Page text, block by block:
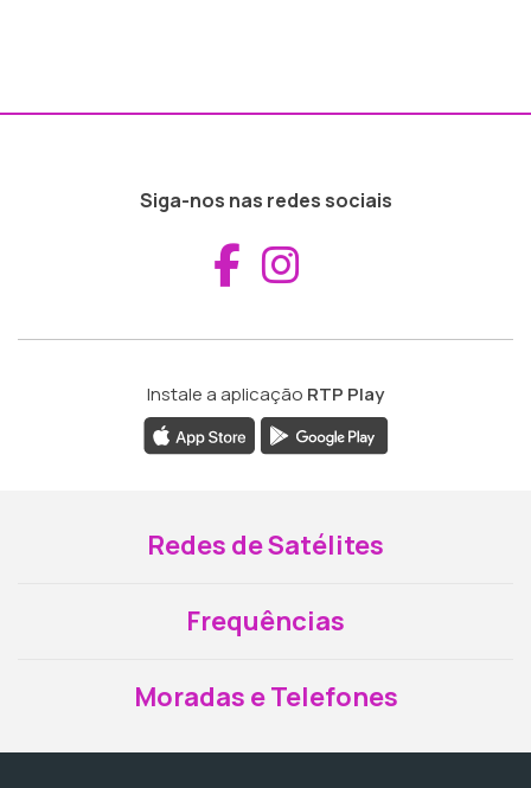
Siga-nos nas redes sociais
Aceder ao
Instale a aplicação RTP Play
Redes de Satélites
Frequências
Moradas e Telefones